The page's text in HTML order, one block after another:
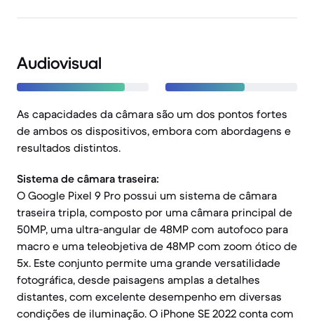
Audiovisual
As capacidades da câmara são um dos pontos fortes
de ambos os dispositivos, embora com abordagens e
resultados distintos.
Sistema de câmara traseira:
O Google Pixel 9 Pro possui um sistema de câmara
traseira tripla, composto por uma câmara principal de
50MP, uma ultra-angular de 48MP com autofoco para
macro e uma teleobjetiva de 48MP com zoom ótico de
5x. Este conjunto permite uma grande versatilidade
fotográfica, desde paisagens amplas a detalhes
distantes, com excelente desempenho em diversas
condições de iluminação. O iPhone SE 2022 conta com